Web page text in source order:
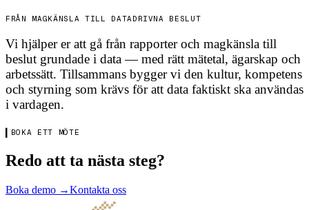
FRÅN MAGKÄNSLA TILL DATADRIVNA BESLUT
Vi hjälper er att gå från rapporter och magkänsla till
beslut grundade i data — med rätt mätetal, ägarskap och
arbetssätt. Tillsammans bygger vi den kultur, kompetens
och styrning som krävs för att data faktiskt ska användas
i vardagen.
BOKA ETT MÖTE
Redo att ta nästa steg?
Boka demo →Kontakta oss